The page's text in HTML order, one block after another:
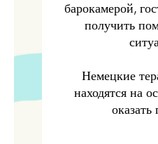
барокамерой,
получить
Немецкие
находятся на